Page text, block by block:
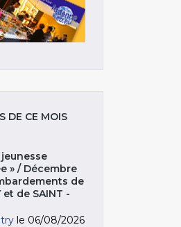
DE CE MOIS
» / Décembre
de
et de SAINT -
le 06/08/2026